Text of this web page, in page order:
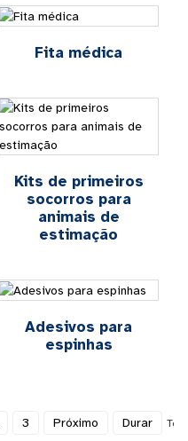
Fita médica
Kits de primeiros
socorros para
animais de
estimação
Adesivos para
espinhas
3 Próximo Durar